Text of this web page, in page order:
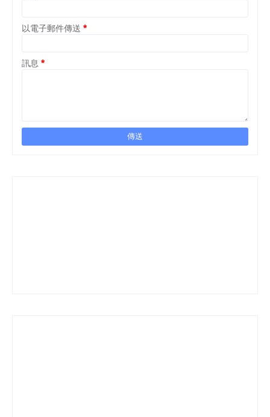
以電子郵件傳送 *
訊息 *